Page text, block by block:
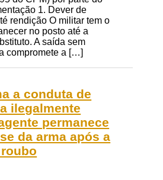
1. Dever de
rendição O militar tem o
no posto até a
A saída sem
compromete a […]
a conduta de
ilegalmente
permanece
da arma após a